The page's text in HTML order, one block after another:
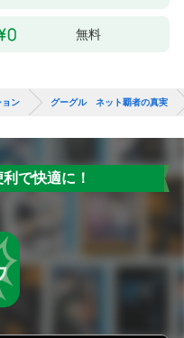
無料
ョン グーグル ネット覇者の真実
で快適に！